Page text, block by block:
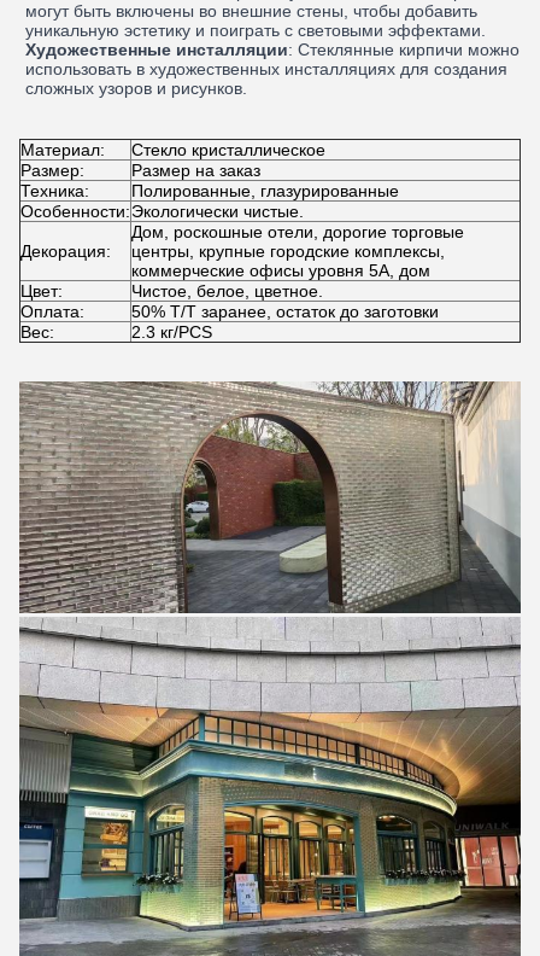
могут быть включены во внешние стены, чтобы добавить
уникальную эстетику и поиграть с световыми эффектами.
Художественные инсталляции: Стеклянные кирпичи можно
использовать в художественных инсталляциях для создания
сложных узоров и рисунков.
Материал:
Стекло кристаллическое
Размер:
Размер на заказ
Техника:
Полированные, глазурированные
Особенности:Экологически чистые.
Декорация:
Дом, роскошные отели, дорогие торговые
центры, крупные городские комплексы,
коммерческие офисы уровня 5А, дом
Цвет:
Чистое, белое, цветное.
Оплата:
50% T/T заранее, остаток до заготовки
Вес:
2.3 кг/PCS